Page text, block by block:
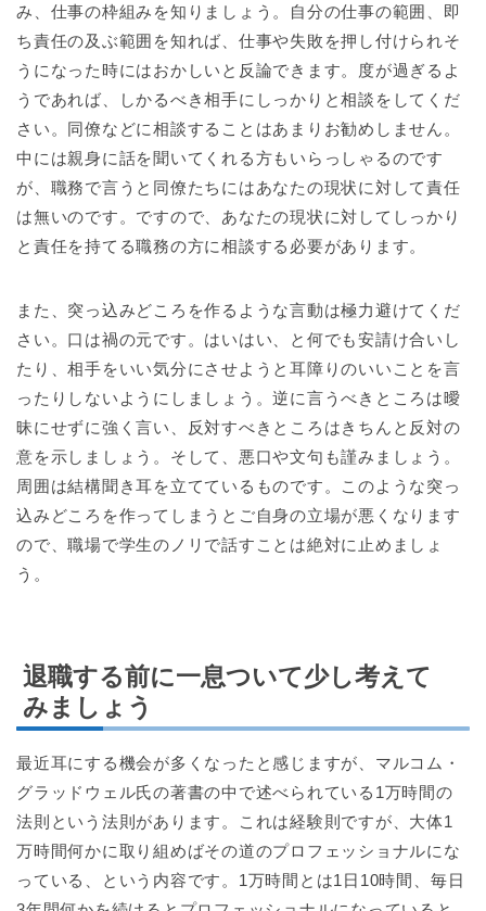
み、仕事の枠組みを知りましょう。自分の仕事の範囲、即
ち責任の及ぶ範囲を知れば、仕事や失敗を押し付けられそ
うになった時にはおかしいと反論できます。度が過ぎるよ
うであれば、しかるべき相手にしっかりと相談をしてくだ
さい。同僚などに相談することはあまりお勧めしません。
中には親身に話を聞いてくれる方もいらっしゃるのです
が、職務で言うと同僚たちにはあなたの現状に対して責任
は無いのです。ですので、あなたの現状に対してしっかり
と責任を持てる職務の方に相談する必要があります。
また、突っ込みどころを作るような言動は極力避けてくだ
さい。口は禍の元です。はいはい、と何でも安請け合いし
たり、相手をいい気分にさせようと耳障りのいいことを言
ったりしないようにしましょう。逆に言うべきところは曖
昧にせずに強く言い、反対すべきところはきちんと反対の
意を示しましょう。そして、悪口や文句も謹みましょう。
周囲は結構聞き耳を立てているものです。このような突っ
込みどころを作ってしまうとご自身の立場が悪くなります
ので、職場で学生のノリで話すことは絶対に止めましょ
う。
退職する前に一息ついて少し考えて
みましょう
最近耳にする機会が多くなったと感じますが、マルコム・
グラッドウェル氏の著書の中で述べられている1万時間の
法則という法則があります。これは経験則ですが、大体1
万時間何かに取り組めばその道のプロフェッショナルにな
っている、という内容です。1万時間とは1日10時間、毎日